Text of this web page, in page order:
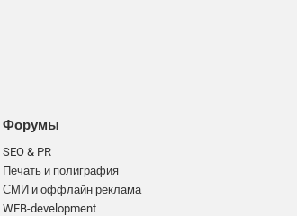
Форумы
SEO & PR
Печать и полиграфия
СМИ и оффлайн реклама
WEB-development